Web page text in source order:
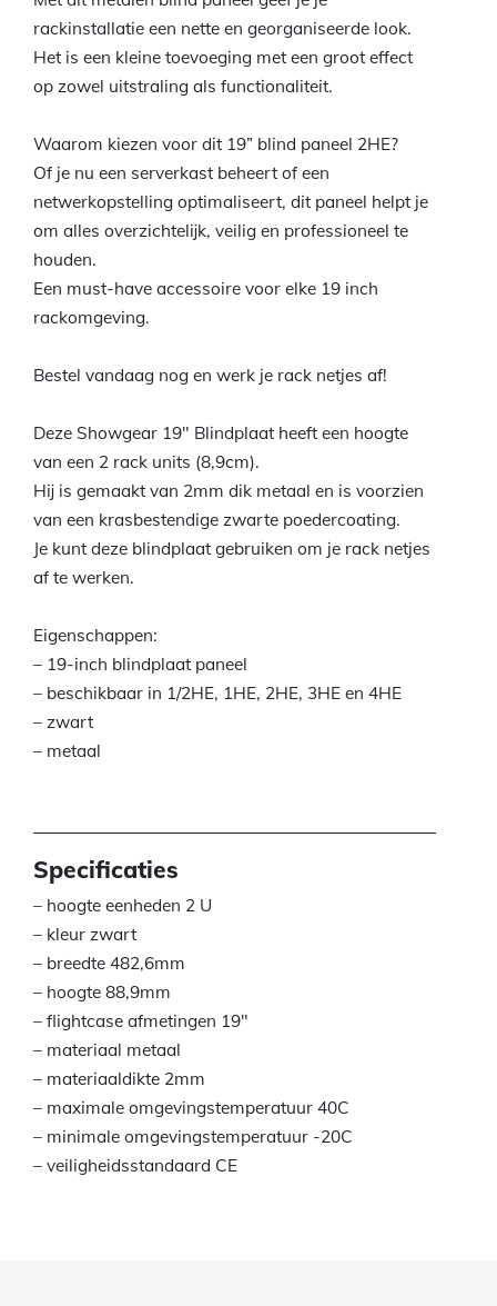
rackinstallatie een nette en georganiseerde look.
Het is een kleine toevoeging met een groot effect
op zowel uitstraling als functionaliteit.
Waarom kiezen voor dit 19” blind paneel 2HE?
Of je nu een serverkast beheert of een
netwerkopstelling optimaliseert, dit paneel helpt je
om alles overzichtelijk, veilig en professioneel te
houden.
Een must-have accessoire voor elke 19 inch
rackomgeving.
Bestel vandaag nog en werk je rack netjes af!
Deze Showgear 19″ Blindplaat heeft een hoogte
van een 2 rack units (8,9cm).
Hij is gemaakt van 2mm dik metaal en is voorzien
van een krasbestendige zwarte poedercoating.
Je kunt deze blindplaat gebruiken om je rack netjes
af te werken.
Eigenschappen:
– 19-inch blindplaat paneel
– beschikbaar in 1/2HE, 1HE, 2HE, 3HE en 4HE
– zwart
– metaal
Specificaties
– hoogte eenheden 2 U
– kleur zwart
– breedte 482,6mm
– hoogte 88,9mm
– flightcase afmetingen 19″
– materiaal metaal
– materiaaldikte 2mm
– maximale omgevingstemperatuur 40C
– minimale omgevingstemperatuur -20C
– veiligheidsstandaard CE